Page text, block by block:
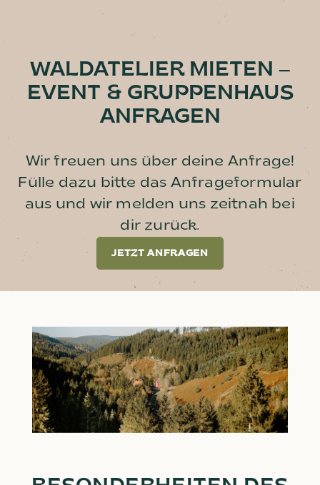
WALDATELIER MIETEN –
EVENT & GRUPPENHAUS
ANFRAGEN
Wir freuen uns über deine Anfrage!
Fülle dazu bitte das Anfrageformular
aus und wir melden uns zeitnah bei
dir zurück.
JETZT ANFRAGEN